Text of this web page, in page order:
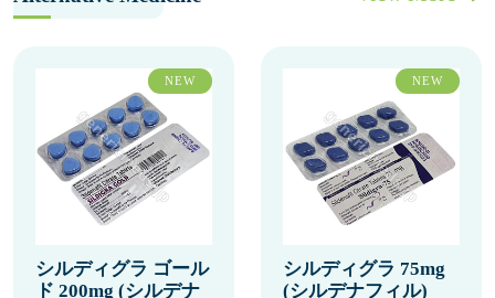
NEW
シルディグラ ゴール
ド 200mg (シルデナ
NEW
シルディグラ 75mg
(シルデナフィル)